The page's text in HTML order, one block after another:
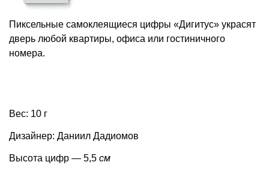
Пиксельные самоклеящиеся цифры «Дигитус» украсят
дверь любой квартиры, офиса или гостиничного
номера.
Вес: 10 г
Дизайнер: Даниил Дадиомов
Высота цифр — 5,5 см